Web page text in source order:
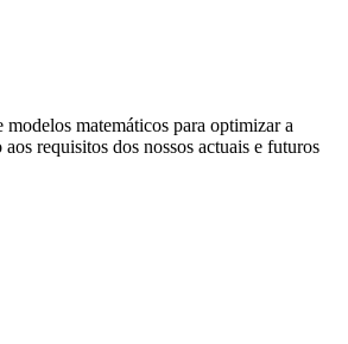
matemáticos para optimizar a
requisitos dos nossos actuais e futuros